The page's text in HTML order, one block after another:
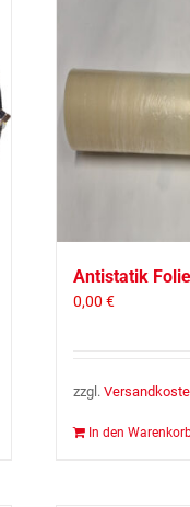
Antistatik Folie
0,00 €
zzgl.
In den